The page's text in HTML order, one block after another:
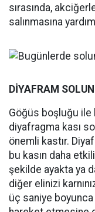
sırasında,
salınmasına
DİYAFRAM
Göğüs boşluğu ile
diyafragma kası
önemli kastır.
bu kasın daha
şekilde ayakta ya
diğer elinizi
üç saniye boyunca